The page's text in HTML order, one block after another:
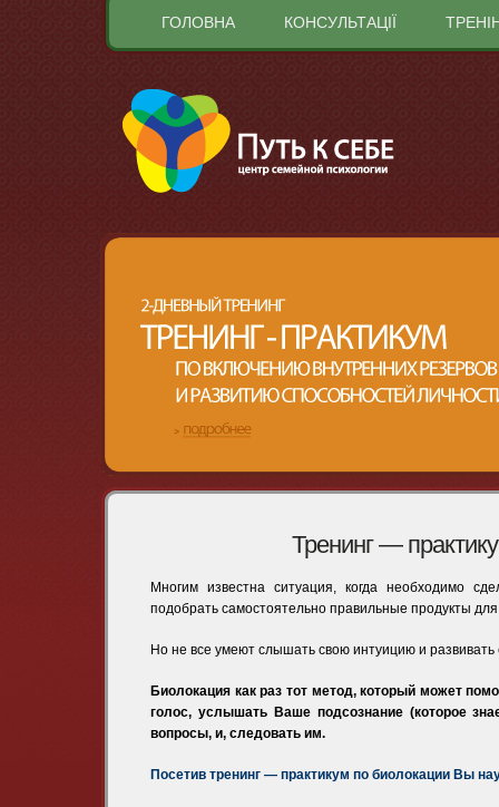
ГОЛОВНА КОНСУЛЬТАЦІЇ
Тренинг —
Многим известна ситуация, когда необходимо
подобрать самостоятельно правильные продукты
Но не все умеют слышать свою интуицию и развивать
Биолокация как раз тот метод, который может
голос, услышать Ваше подсознание (которое
вопросы, и, следовать им.
Посетив тренинг — практикум по биолокации Вы